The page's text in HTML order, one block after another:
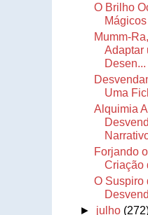
O Brilho
Mumm-
Adaptar
Desen...
Uma
Alquimia
Forjando
Criação
O Suspiro
► julho